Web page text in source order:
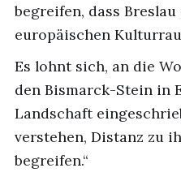
begreifen, dass
europäischen
Es lohnt sich, an die
den Bismarck-Stein in
Landschaft
verstehen, Distanz zu
begreifen.“